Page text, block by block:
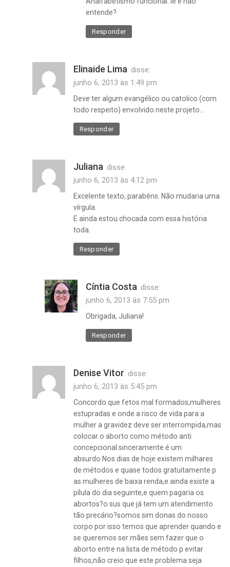
entende?
Responder
Elinaide Lima disse:
junho 6, 2013 às 1:49 pm
Deve ter algum evangélico ou catolico (com
todo respeito) envolvido neste projeto…
Responder
Juliana disse:
junho 6, 2013 às 4:12 pm
Excelente texto, parabéns. Não mudaria uma
vírgula.
E ainda estou chocada com essa história
toda.
Responder
Cíntia Costa disse:
junho 6, 2013 às 7:55 pm
Obrigada, Juliana!
Responder
Denise Vitor disse:
junho 6, 2013 às 5:45 pm
Concordo que fetos mal formados,mulheres
estupradas e onde a risco de vida para a
mulher a gravidez deve ser interrompida,mas
colocar o aborto como método anti
concepcional sinceramente é um
absurdo.Nos dias de hoje existem milhares
de métodos e quase todos gratuitamente p
as mulheres de baixa renda,e ainda existe a
pílula do dia seguinte,e quem pagaria os
abortos?o sus que já tem um atendimento
tão precário?somos sim donas do nosso
corpo por isso temos que aprender quando e
se queremos ser mães sem fazer que o
aborto entre na lista de método p evitar
filhos,não creio que este problema seja